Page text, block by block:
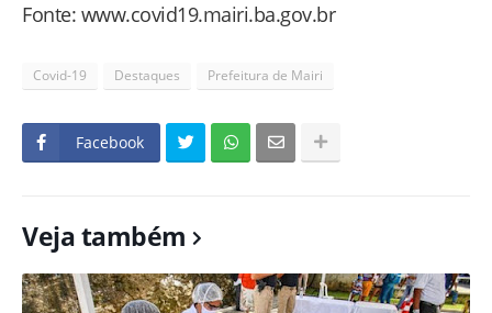
Fonte: www.covid19.mairi.ba.gov.br
Covid-19 Destaques Prefeitura de Mairi
Facebook
Veja também